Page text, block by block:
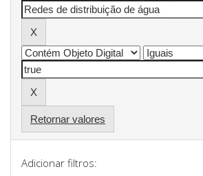
Retornar valores
Adicionar filtros: